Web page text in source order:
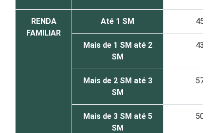
RENDA
FAMILIAR
Até 1 SM 45
Mais de 1 SM até 2
SM
43
Mais de 2 SM até 3
SM
57
Mais de 3 SM até 5
SM
50